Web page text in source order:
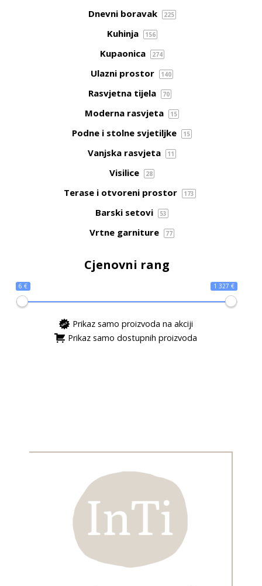
Dnevni boravak 225
Kuhinja 156
Kupaonica 274
Ulazni prostor 140
Rasvjetna tijela 70
Moderna rasvjeta 15
Podne i stolne svjetiljke 15
Vanjska rasvjeta 11
Visilice 28
Terase i otvoreni prostor 173
Barski setovi 53
Vrtne garniture 77
Cjenovni rang
6 € 1 327 €
Prikaz samo proizvoda na akciji
Prikaz samo dostupnih proizvoda